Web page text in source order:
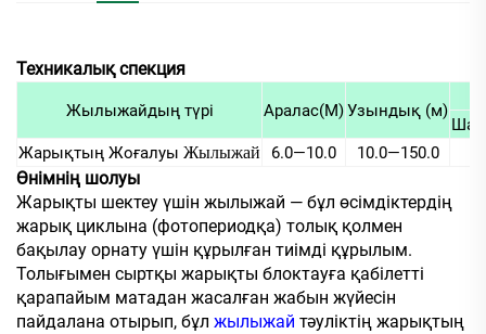
Техникалық спекция
Жылыжайдың түрі Аралас(М)Узындық (м)
Жарықтың Жоғалуы Жылыжай 6.0—10.0 10.0—150.0
Өнімнің шолуы
Жарықты шектеу үшін жылыжай — бұл өсімдіктердің
жарық циклына (фотопериодқа) толық қолмен
бақылау орнату үшін құрылған тиімді құрылым.
Толығымен сыртқы жарықты блоктауға қабілетті
қарапайым матадан жасалған жабын жүйесін
пайдалана отырып, бұл жылыжай тәуліктің жарықтың